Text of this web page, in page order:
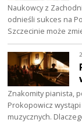
Naukowcy z
odnieśli sukces na
Szczecinie może
Znakomity pianista,
Prokopowicz
muzycznych.